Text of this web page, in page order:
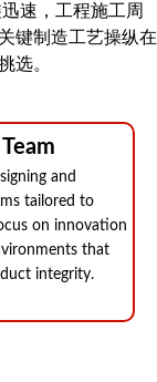
速，工程施工周
键制造工艺操纵在
选。
and
tailored to
on innovation
that
integrity.